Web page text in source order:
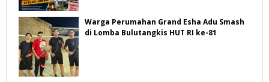
Warga Perumahan Grand Esha Adu Smash
di Lomba Bulutangkis HUT RI ke-81